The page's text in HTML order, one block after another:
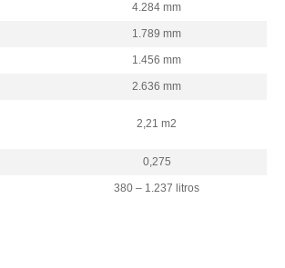
4.284 mm
1.789 mm
1.456 mm
2.636 mm
2,21 m2
0,275
380 – 1.237 litros